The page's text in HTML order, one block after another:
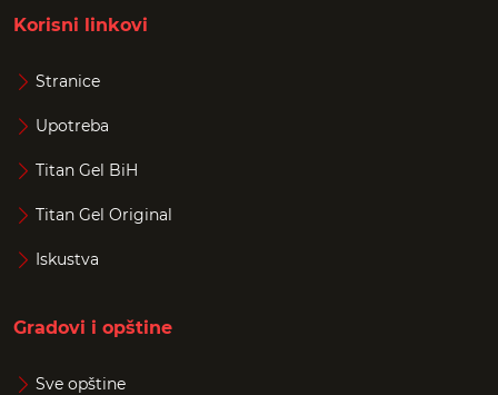
Korisni linkovi
Stranice
Upotreba
Titan Gel BiH
Titan Gel Original
Iskustva
Gradovi i opštine
Sve opštine